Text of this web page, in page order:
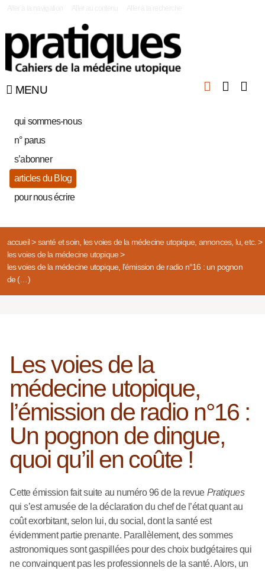
MENU
qui sommes-nous
n° parus
s’abonner
articles du Blog
pour nous écrire
accueil> santé et soin, les voies de la médecine utopique, annonces, lu, etc.>
les voies de la médecine utopique>
les voies de la médecine utopique, l’émission de radio n°16 : un pognon
de (…)
Les voies de la
médecine utopique,
l’émission de radio n°16 :
Un pognon de dingue,
quoi qu’il en coûte !
Cette émission fait suite au numéro 96 de la revue Pratiques
qui s’est amusée de la déclaration du chef de l’état quant au
coût exorbitant, selon lui, du social, dont la santé est
évidemment partie prenante. Parallèlement, des sommes
astronomiques sont gaspillées pour des choix budgétaires qui
ne convainquent pas les professionnels de la santé. Alors, un